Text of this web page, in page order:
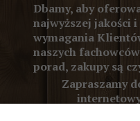
Dbamy, aby
najwyższej jakości i
wymagania
naszych
porad, zakupy są
Zapraszamy